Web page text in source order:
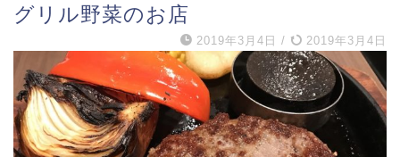
グリル野菜のお店
2019年3月4日 / 2019年3月4日